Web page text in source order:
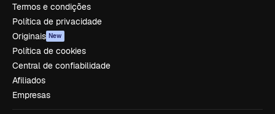
Termos e condições
Política de privacidade
Originais New
Política de cookies
Central de confiabilidade
Afiliados
Empresas